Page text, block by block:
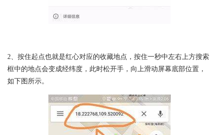
2、按住起点也就是红心对应的收藏地点，按住一秒中左右上方搜索
框中的地点会变成经纬度，此时松开手，向上滑动屏幕底部位置，
如下图所示。